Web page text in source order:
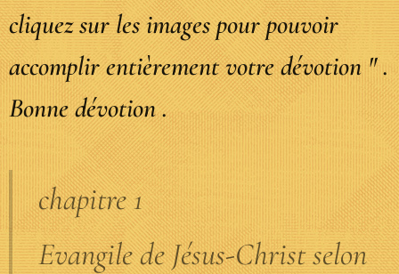
cliquez sur les images pour pouvoir
accomplir entièrement votre dévotion " .
Bonne dévotion .
chapitre 1
Evangile de Jésus-Christ selon